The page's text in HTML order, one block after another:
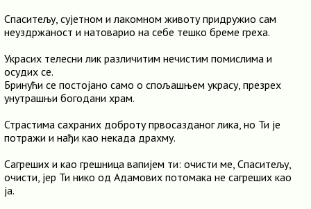
Спаситељу, сујетном и лакомном животу придружио сам
неуздржаност и натоварио на себе тешко бреме греха.
Украсих телесни лик различитим нечистим помислима и
осудих се.
Бринући се постојано само о спољашњем украсу, презрех
унутрашњи богодани храм.
Страстима сахраних доброту првосазданог лика, но Ти је
потражи и нађи као некада драхму.
Сагреших и као грешница вапијем ти: очисти ме, Спаситељу,
очисти, јер Ти нико од Адамових потомака не сагреших као
ја.